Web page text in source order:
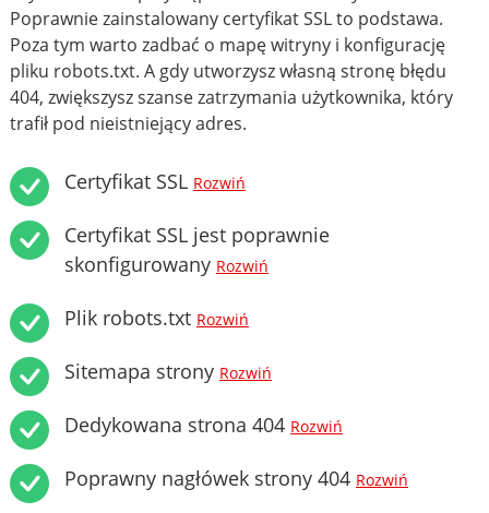
Poprawnie zainstalowany certyfikat SSL to podstawa.
Poza tym warto zadbać o mapę witryny i konfigurację
pliku robots.txt. A gdy utworzysz własną stronę błędu
404, zwiększysz szanse zatrzymania użytkownika, który
trafił pod nieistniejący adres.
Certyfikat SSL Rozwiń
Certyfikat SSL jest poprawnie
skonfigurowany Rozwiń
Plik robots.txt Rozwiń
Sitemapa strony Rozwiń
Dedykowana strona 404 Rozwiń
Poprawny nagłówek strony 404 Rozwiń